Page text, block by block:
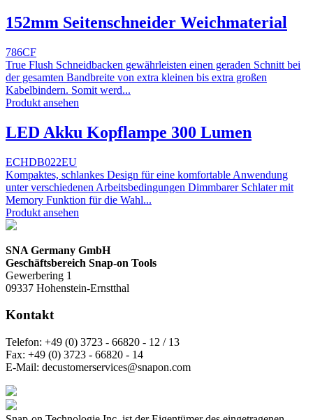
152mm Seitenschneider Weichmaterial
786CF
True Flush Schneidbacken gewährleisten einen geraden Schnitt bei
der gesamten Bandbreite von extra kleinen bis extra großen
Kabelbindern. Somit werd...
Produkt ansehen
LED Akku Kopflampe 300 Lumen
ECHDB022EU
Kompaktes, schlankes Design für eine komfortable Anwendung
unter verschiedenen Arbeitsbedingungen Dimmbarer Schlater mit
Memory Funktion für die Wahl...
Produkt ansehen
SNA Germany GmbH
Geschäftsbereich Snap-on Tools
Gewerbering 1
09337 Hohenstein-Ernstthal
Kontakt
Telefon: +49 (0) 3723 - 66820 - 12 / 13
Fax: +49 (0) 3723 - 66820 - 14
E-Mail: decustomerservices@snapon.com